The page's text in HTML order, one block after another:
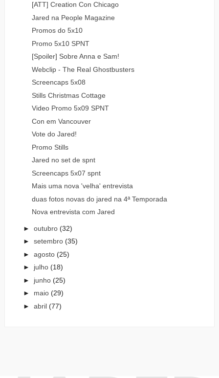
[ATT] Creation Con Chicago
Jared na People Magazine
Promos do 5x10
Promo 5x10 SPNT
[Spoiler] Sobre Anna e Sam!
Webclip - The Real Ghostbusters
Screencaps 5x08
Stills Christmas Cottage
Video Promo 5x09 SPNT
Con em Vancouver
Vote do Jared!
Promo Stills
Jared no set de spnt
Screencaps 5x07 spnt
Mais uma nova 'velha' entrevista
duas fotos novas do jared na 4ª Temporada
Nova entrevista com Jared
► outubro (32)
► setembro (35)
► agosto (25)
► julho (18)
► junho (25)
► maio (29)
► abril (77)